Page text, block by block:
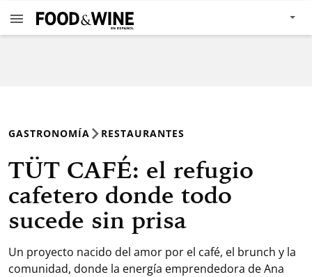
GASTRONOMÍA RESTAURANTES
TÜT CAFÉ: el refugio
cafetero donde todo
sucede sin prisa
Un proyecto nacido del amor por el café, el brunch y la
comunidad, donde la energía emprendedora de Ana